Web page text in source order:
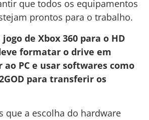
que todos os equipamentos
prontos para o trabalho.
de Xbox 360 para o HD
formatar o drive em
ao PC e usar softwares como
para transferir os
que a escolha do hardware